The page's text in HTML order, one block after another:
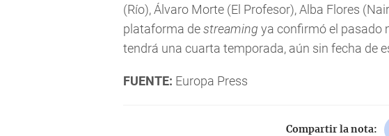
(Río), Álvaro Morte (El Profesor), Alba Flores
plataforma destreaming ya confirmó el pasado
tendrá una cuarta temporada, aún sin fecha de
FUENTE: Europa Press
Compartir la nota: